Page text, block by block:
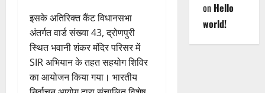
इसके अतिरिक्त कैंट विधानसभा
अंतर्गत वार्ड संख्या 43, द्रोणपुरी
स्थित भवानी शंकर मंदिर परिसर में
SIR अभियान के तहत सहयोग शिविर
का आयोजन किया गया। भारतीय
on Hello
world!